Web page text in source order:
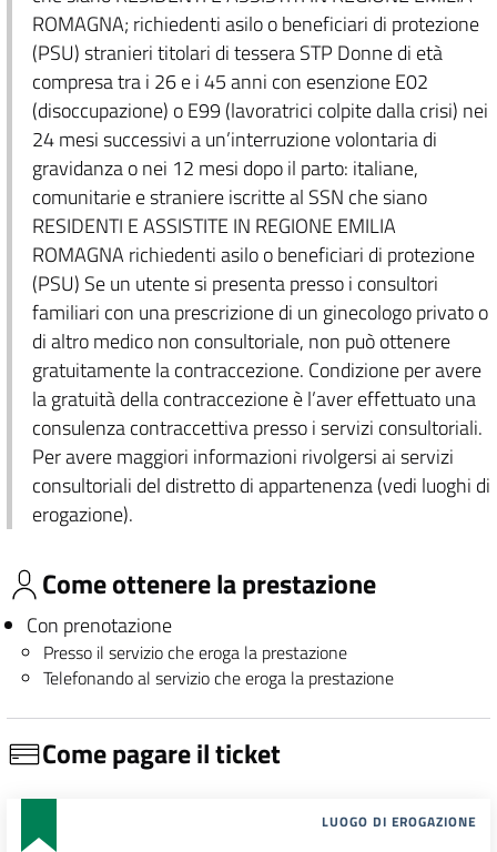
ROMAGNA; richiedenti asilo o beneficiari di protezione
(PSU) stranieri titolari di tessera STP Donne di età
compresa tra i 26 e i 45 anni con esenzione E02
(disoccupazione) o E99 (lavoratrici colpite dalla crisi) nei
24 mesi successivi a un’interruzione volontaria di
gravidanza o nei 12 mesi dopo il parto: italiane,
comunitarie e straniere iscritte al SSN che siano
RESIDENTI E ASSISTITE IN REGIONE EMILIA
ROMAGNA richiedenti asilo o beneficiari di protezione
(PSU) Se un utente si presenta presso i consultori
familiari con una prescrizione di un ginecologo privato o
di altro medico non consultoriale, non può ottenere
gratuitamente la contraccezione. Condizione per avere
la gratuità della contraccezione è l’aver effettuato una
consulenza contraccettiva presso i servizi consultoriali.
Per avere maggiori informazioni rivolgersi ai servizi
consultoriali del distretto di appartenenza (vedi luoghi di
erogazione).
Come ottenere la prestazione
Con prenotazione
Presso il servizio che eroga la prestazione
Telefonando al servizio che eroga la prestazione
Come pagare il ticket
LUOGO DI EROGAZIONE